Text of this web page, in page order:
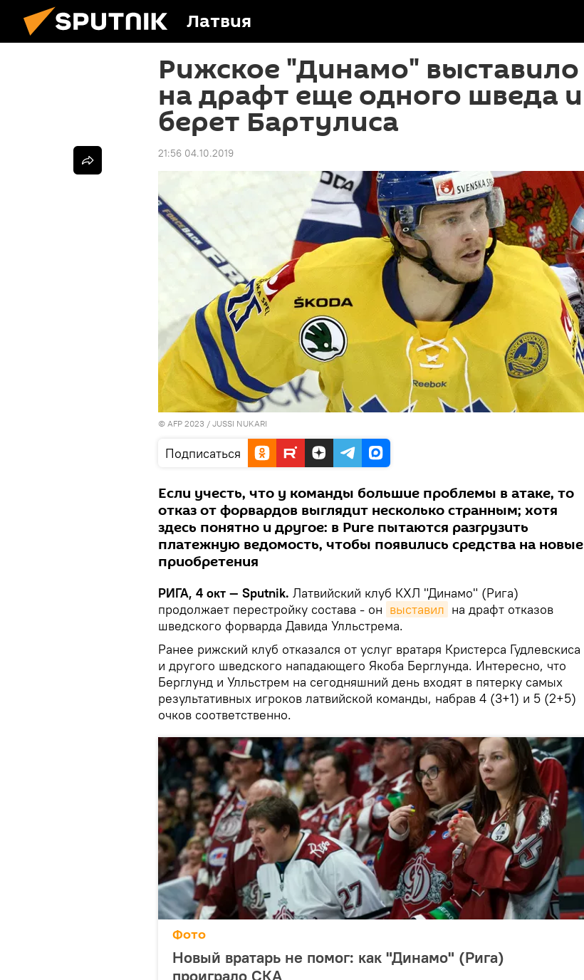
Латвия
Рижское "Динамо" выставило
на драфт еще одного шведа и
берет Бартулиса
21:56 04.10.2019
© AFP 2023 / JUSSI NUKARI
Подписаться
Если учесть, что у команды большие проблемы в атаке, то
отказ от форвардов выглядит несколько странным; хотя
здесь понятно и другое: в Риге пытаются разгрузить
платежную ведомость, чтобы появились средства на новые
приобретения
РИГА, 4 окт — Sputnik. Латвийский клуб КХЛ "Динамо" (Рига)
продолжает перестройку состава - он выставил на драфт отказов
шведского форварда Давида Улльстрема.
Ранее рижский клуб отказался от услуг вратаря Кристерса Гудлевскиса
и другого шведского нападающего Якоба Берглунда. Интересно, что
Берглунд и Улльстрем на сегодняшний день входят в пятерку самых
результативных игроков латвийской команды, набрав 4 (3+1) и 5 (2+5)
очков соответственно.
Фото
Новый вратарь не помог: как "Динамо" (Рига)
проиграло СКА